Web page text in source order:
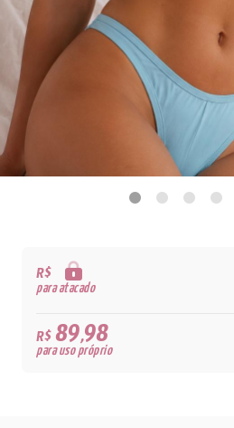
R$
para atacado
R$89,98
para uso próprio